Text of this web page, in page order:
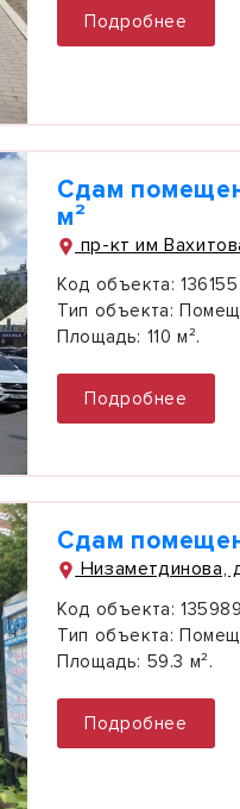
Подробнее
Сдам
м²
пр-кт им
Код объекта: 136155.
Тип объекта:
Площадь: 110 м².
Подробнее
Сдам
Низаметдинова,
Код объекта:
Тип объекта:
Площадь: 59.3 м².
Подробнее